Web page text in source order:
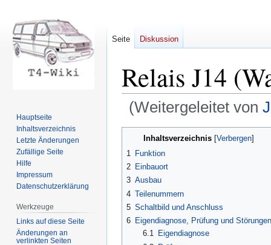
Relais J14
(Weitergeleitet von
Inhaltsverzeichnis
1
Funktion
2 Einbauort
3 Ausbau
4 Teilenummern
5 Schaltbild und Anschluss
6 Eigendiagnose, Prüfung und Störungen
6.1
Eigendiagnose
Seite Diskussion
Hauptseite
Inhaltsverzeichnis
Letzte Änderungen
Zufällige Seite
Hilfe
Impressum
Datenschutzerklärung
Werkzeuge
Links auf diese Seite
Änderungen an
verlinkten Seiten